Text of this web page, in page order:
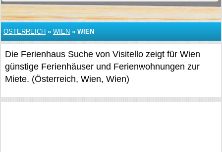
ÖSTERREICH » WIEN » WIEN
Die Ferienhaus Suche von Visitello zeigt für Wien
günstige Ferienhäuser und Ferienwohnungen zur
Miete. (Österreich, Wien, Wien)